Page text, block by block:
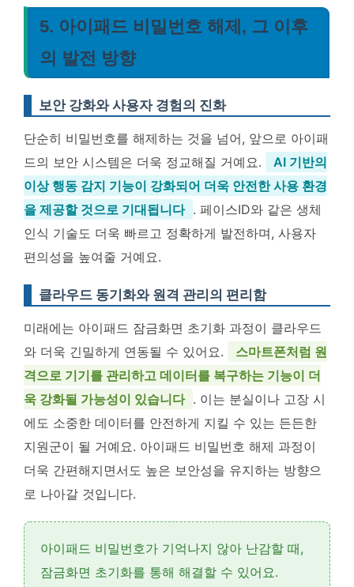
5. 아이패드 비밀번호 해제, 그 이후
의 발전 방향
보안 강화와 사용자 경험의 진화
단순히 비밀번호를 해제하는 것을 넘어, 앞으로 아이패
드의 보안 시스템은 더욱 정교해질 거예요.
AI 기반의
이상 행동 감지 기능이 강화되어 더욱 안전한 사용 환경
을 제공할 것으로 기대됩니다 . 페이스ID와 같은 생체
인식 기술도 더욱 빠르고 정확하게 발전하며, 사용자
편의성을 높여줄 거예요.
클라우드 동기화와 원격 관리의 편리함
미래에는 아이패드 잠금화면 초기화 과정이 클라우드
와 더욱 긴밀하게 연동될 수 있어요.
스마트폰처럼 원
격으로 기기를 관리하고 데이터를 복구하는 기능이 더
욱 강화될 가능성이 있습니다 . 이는 분실이나 고장 시
에도 소중한 데이터를 안전하게 지킬 수 있는 든든한
지원군이 될 거예요. 아이패드 비밀번호 해제 과정이
더욱 간편해지면서도 높은 보안성을 유지하는 방향으
로 나아갈 것입니다.
아이패드 비밀번호가 기억나지 않아 난감할 때,
잠금화면 초기화를 통해 해결할 수 있어요.